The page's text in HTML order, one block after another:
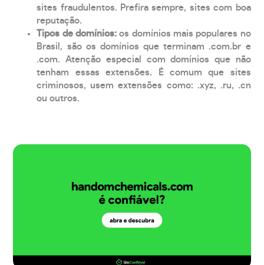
sites fraudulentos. Prefira sempre, sites com boa
reputação.
Tipos de domínios:os domínios mais populares no
Brasil, são os domínios que terminam .com.br e
.com. Atenção especial com domínios que não
tenham essas extensões. É comum que sites
criminosos, usem extensões como: .xyz, .ru, .cn
ou outros.